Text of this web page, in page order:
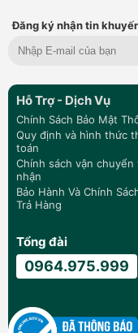
Đăng ký nhận tin
Hỗ Trợ - Dịch Vụ
Chính Sách Bảo Mật
Quy định và hình thức
toán
Chính sách vận chuyển
nhận
Bảo Hành Và Chính
Trả Hàng
Tổng đài
0964.975.999